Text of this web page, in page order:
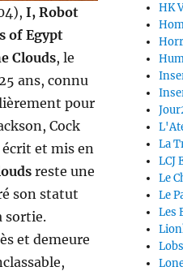
I, Robot
of Egypt
Clouds, le
ans, connu
pour
Cock
et mis en
reste une
son statut
sortie.
et demeure
HK
La
LCJ
Le
Le
Les